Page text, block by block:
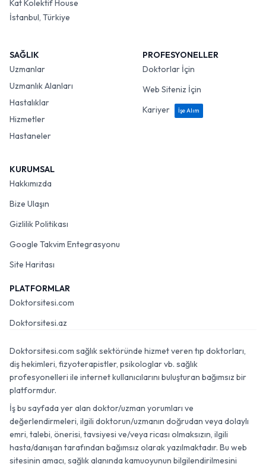
Kat Kolektif House
İstanbul, Türkiye
SAĞLIK
Uzmanlar
Uzmanlık Alanları
Hastalıklar
Hizmetler
Hastaneler
PROFESYONELLER
Doktorlar İçin
Web Siteniz İçin
Kariyer
İşe Alım
KURUMSAL
Hakkımızda
Bize Ulaşın
Gizlilik Politikası
Google Takvim Entegrasyonu
Site Haritası
PLATFORMLAR
Doktorsitesi.com
Doktorsitesi.az
Doktorsitesi.com sağlık sektöründe hizmet veren tıp doktorları,
diş hekimleri, fizyoterapistler, psikologlar vb. sağlık
profesyonelleri ile internet kullanıcılarını buluşturan bağımsız bir
platformdur.
İş bu sayfada yer alan doktor/uzman yorumları ve
değerlendirmeleri, ilgili doktorun/uzmanın doğrudan veya dolaylı
emri, talebi, önerisi, tavsiyesi ve/veya ricası olmaksızın, ilgili
hasta/danışan tarafından bağımsız olarak yazılmaktadır. Bu web
sitesinin amacı, sağlık alanında kamuoyunun bilgilendirilmesini